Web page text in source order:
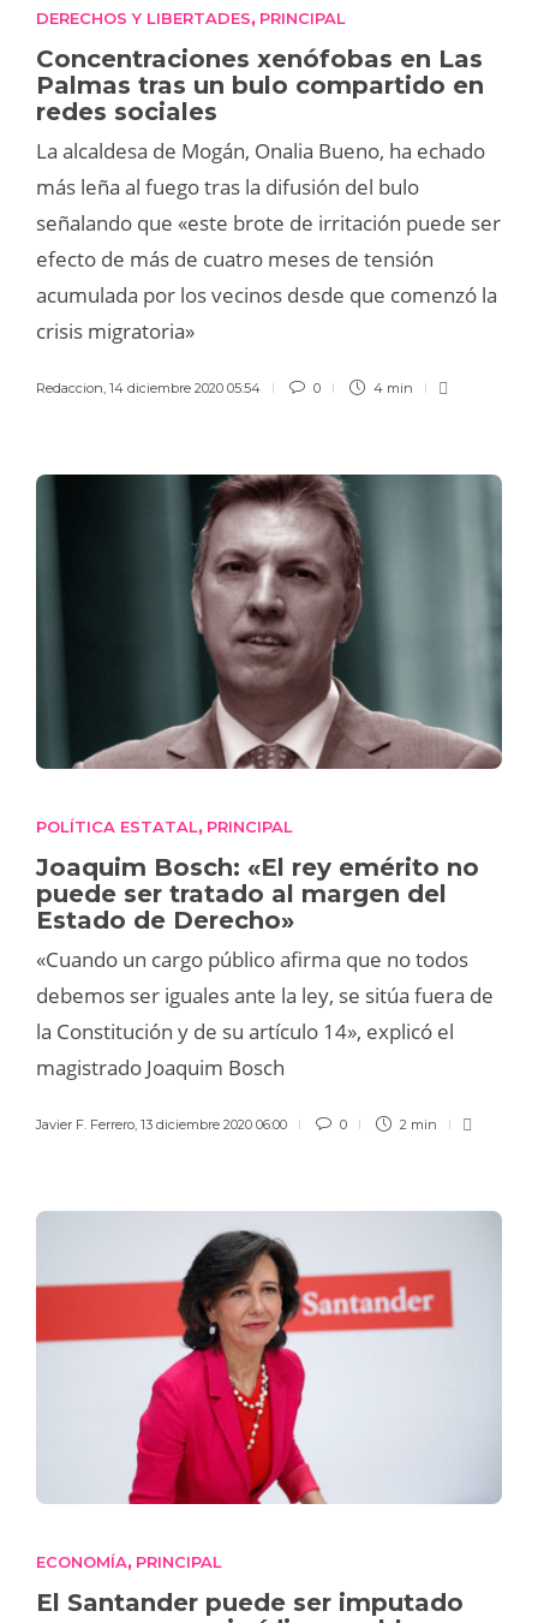
DERECHOS Y LIBERTADES, PRINCIPAL
Concentraciones xenófobas en Las
Palmas tras un bulo compartido en
redes sociales
La alcaldesa de Mogán, Onalia Bueno, ha echado
más leña al fuego tras la difusión del bulo
señalando que «este brote de irritación puede ser
efecto de más de cuatro meses de tensión
acumulada por los vecinos desde que comenzó la
crisis migratoria»
Redaccion, 14 diciembre 2020 05:54 0 4 min
POLÍTICA ESTATAL, PRINCIPAL
Joaquim Bosch: «El rey emérito no
puede ser tratado al margen del
Estado de Derecho»
«Cuando un cargo público afirma que no todos
debemos ser iguales ante la ley, se sitúa fuera de
la Constitución y de su artículo 14», explicó el
magistrado Joaquim Bosch
Javier F. Ferrero 13 diciembre 2020 06:00 0 2 min
ECONOMÍA, PRINCIPAL
El Santander puede ser imputado